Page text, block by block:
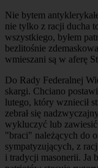
Nie bytem
nie tylko z racji ducha
wszystkiego, byłem
bezlitośnie
wmieszani są w aferę
Do Rady Federalnej
skargi. Chciano
lutego, który wzniecił
zebrał się
wykluczyć lub
"braci" należących do
sympatyzujących, z
i tradycji masonerii. Ja